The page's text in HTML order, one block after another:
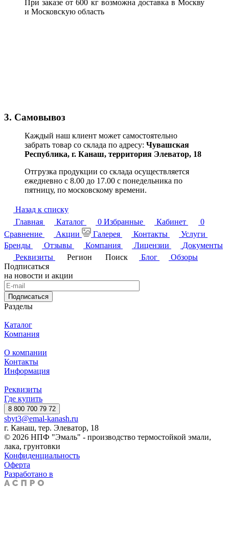
При заказе от 600 кг возможна доставка в Москву
и Московскую область
3. Самовывоз
Каждый наш клиент может самостоятельно
забрать товар со склада по адресу: Чувашская
Республика, г. Канаш, территория Элеватор, 18
Отгрузка продукции со склада осуществляется
ежедневно с 8.00 до 17.00 с понедельника по
пятницу, по московскому времени.
Назад к списку
Главная
Каталог 0 Избранные Кабинет
0
Сравнение
Акции Галерея Контакты
Услуги
Бренды
Отзывы Компания Лицензии
Документы
Реквизиты
Регион Поиск Блог
Обзоры
Подписаться
на новости и акции
Подписаться
Разделы
Каталог
Компания
О компании
Контакты
Информация
Реквизиты
Где купить
8 800 700 79 72
sbyt3@emal-kanash.ru
г. Канаш, тер. Элеватор, 18
© 2026 НПФ "Эмаль" - производство термостойкой эмали,
лака, грунтовки
Конфиденциальность
Оферта
Разработано в